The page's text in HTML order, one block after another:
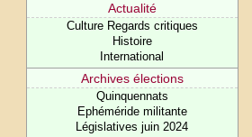
Actualité
Culture Regards critiques
Histoire
International
Archives élections
Quinquennats
Ephéméride militante
Législatives juin 2024